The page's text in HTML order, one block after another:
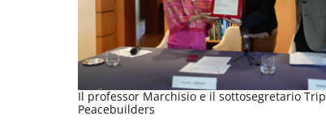
Il professor Marchisio e il sottosegretario
Peacebuilders